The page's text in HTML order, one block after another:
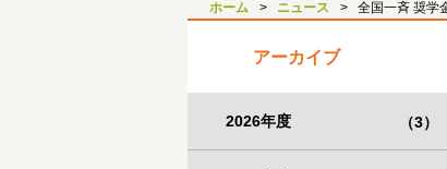
ホーム ニュース 全国一斉 奨学
アーカイブ
2026年度 （3）